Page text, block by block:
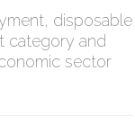
disposable
category and
sector